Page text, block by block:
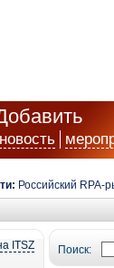
новость
Российский RPA-
Поиск:
ITSZ